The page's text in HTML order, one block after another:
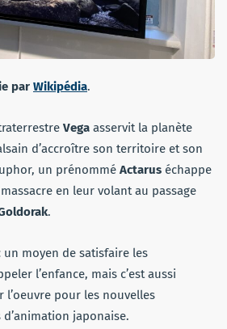
par Wikipédia.
Vega asservit la planète
d’accroître son territoire et son
un prénommé Actarus échappe
en leur volant au passage
.
un moyen de satisfaire les
l’enfance, mais c’est aussi
l’oeuvre pour les nouvelles
japonaise.